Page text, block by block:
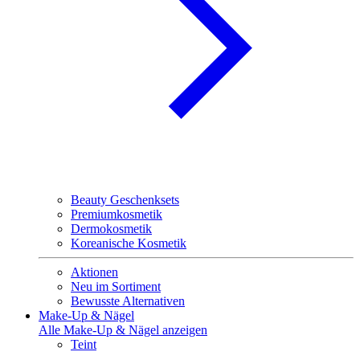
Beauty Geschenksets
Premiumkosmetik
Dermokosmetik
Koreanische Kosmetik
Aktionen
Neu im Sortiment
Bewusste Alternativen
Make-Up & Nägel
Alle Make-Up & Nägel anzeigen
Teint